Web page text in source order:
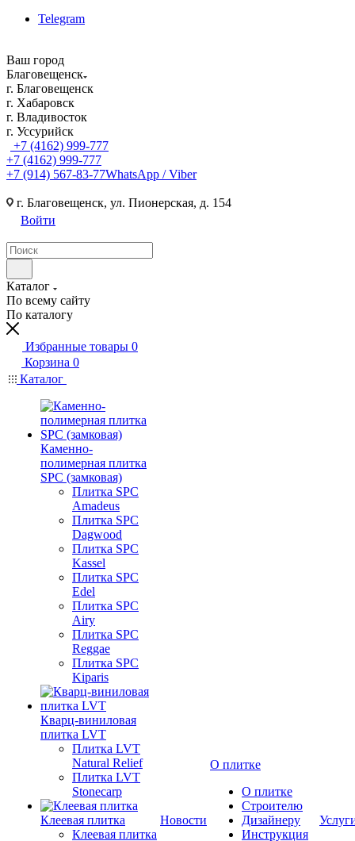
Telegram
Ваш город
Благовещенск
г. Благовещенск
г. Хабаровск
г. Владивосток
г. Уссурийск
+7 (4162) 999-777
+7 (4162) 999-777
+7 (914) 567-83-77WhatsApp / Viber
г. Благовещенск, ул. Пионерская, д. 154
Войти
Каталог
По всему сайту
По каталогу
Избранные товары 0
Корзина 0
Каталог
Каменно-
полимерная плитка
SPC (замковая)
Плитка SPC
Amadeus
Плитка SPC
Dagwood
Плитка SPC
Kassel
Плитка SPC
Edel
Плитка SPC
Airy
Плитка SPC
Reggae
Плитка SPC
Kiparis
Кварц-виниловая
плитка LVT
Плитка LVT
Natural Relief
Плитка LVT
Stonecarp
Клеевая плитка
Клеевая плитка
Новости
О плитке
О плитке
Строителю
Дизайнеру
Инструкция